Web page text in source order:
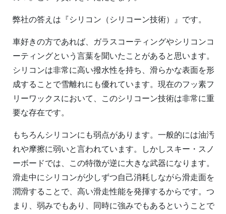
弊社の答えは『シリコン（シリコーン技術）』です。
車好きの方であれば、ガラスコーティングやシリコンコ
ーティングという言葉を聞いたことがあると思います。
シリコンは非常に高い撥水性を持ち、滑らかな表面を形
成することで雪離れにも優れています。現在のフッ素フ
リーワックスにおいて、このシリコーン技術は非常に重
要な存在です。
もちろんシリコンにも弱点があります。一般的には油汚
れや摩擦に弱いと言われています。しかしスキー・スノ
ーボードでは、この特徴が逆に大きな武器になります。
滑走中にシリコンが少しずつ自己消耗しながら滑走面を
潤滑することで、高い滑走性能を発揮するからです。つ
まり、弱みでもあり、同時に強みでもあるということで